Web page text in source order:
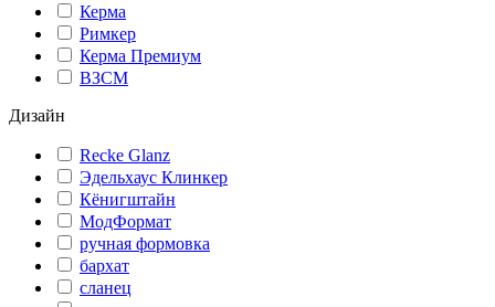
Керма
Римкер
Керма Премиум
ВЗСМ
Дизайн
Recke Glanz
Эдельхаус Клинкер
Кёнигштайн
МодФормат
ручная формовка
бархат
сланец